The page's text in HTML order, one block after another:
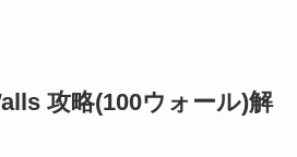
攻略(100ウォール)解